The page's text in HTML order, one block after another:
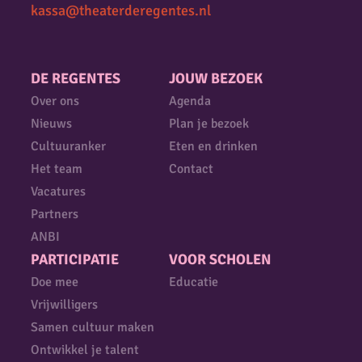
DE REGENTES
Over ons
Nieuws
Cultuuranker
Het team
Vacatures
Partners
ANBI
JOUW BEZOEK
Agenda
Plan je bezoek
Eten en drinken
Contact
PARTICIPATIE
Doe mee
Vrijwilligers
Samen cultuur maken
Ontwikkel je talent
VOOR SCHOLEN
Educatie
kassa@theaterderegentes.nl